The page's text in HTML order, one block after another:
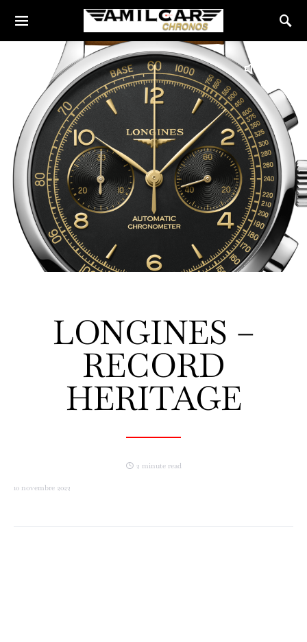
LONGINES –
RECORD
HERITAGE
2 minute read
10 novembre 2022